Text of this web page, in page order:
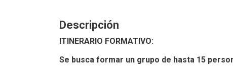
Descripción
ITINERARIO FORMATIVO:
Se busca formar un grupo de hasta 15